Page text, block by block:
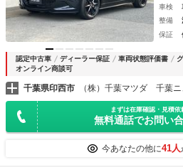
車検
整備
保証
認定中古車 ディーラー保証 車両状態評価書
オンライン商談可
千葉県印西市 （株）千葉マツダ 千葉
まずは在庫確認・見積依
無料通話でお問い
今あなたの他に41人